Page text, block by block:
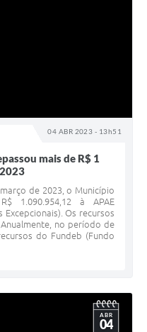
04 ABR 2023 - 13h51
mais de R$ 1
de 2023, o Município
1.090.954,12 à APAE
Excepcionais). Os recursos
no período de
do Fundeb (Fundo
ABR
04